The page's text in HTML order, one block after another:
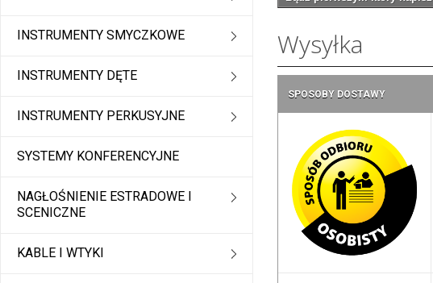
INSTRUMENTY SMYCZKOWE
INSTRUMENTY DĘTE
INSTRUMENTY PERKUSYJNE
SYSTEMY KONFERENCYJNE
NAGŁOŚNIENIE ESTRADOWE I
SCENICZNE
KABLE I WTYKI
Wysyłka
SPOSOBY DOSTAWY